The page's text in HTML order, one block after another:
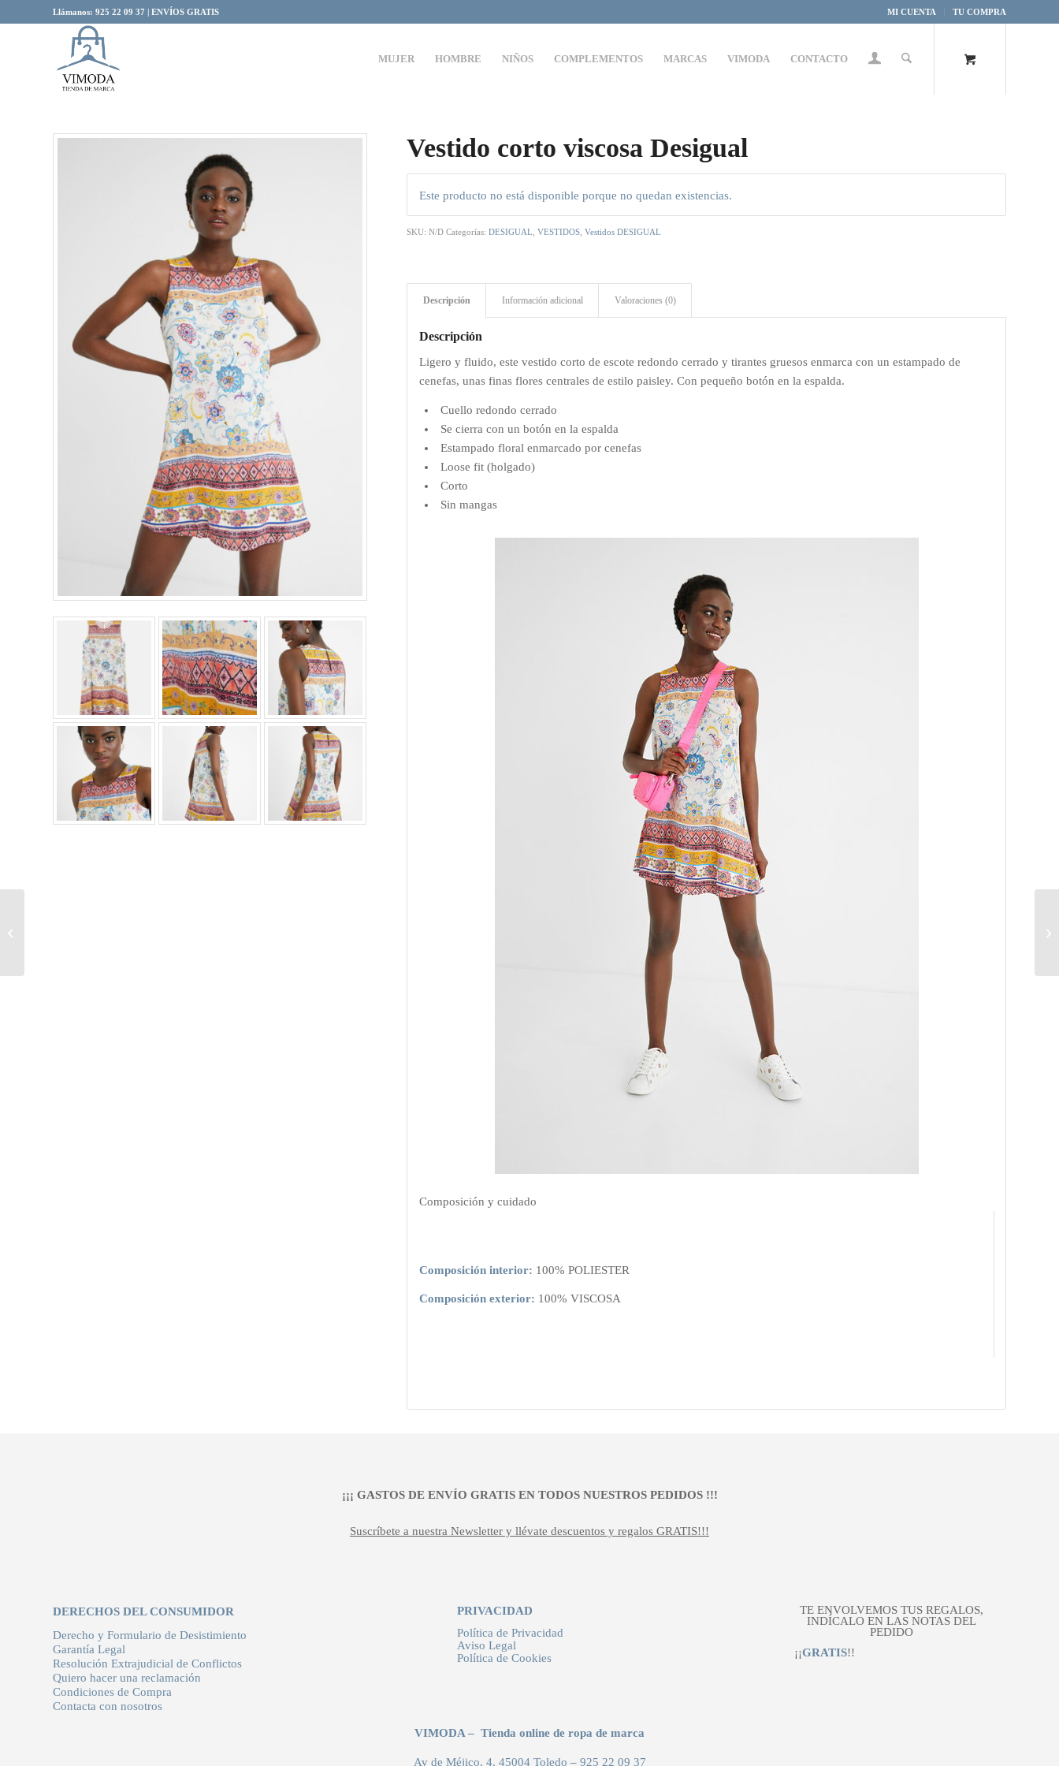
MI CUENTA TU COMPRA
Llámanos: 925 22 09 37 | ENVÍOS GRATIS
MUJER HOMBRE NIÑOS COMPLEMENTOS MARCAS VIMODA CONTACTO
Vestido corto viscosa Desigual
Este producto no está disponible porque no quedan existencias.
SKU:N/D Categorías:DESIGUAL ,VESTIDOS ,Vestidos DESIGUAL
Descripción Información adicional Valoraciones (0)
Descripción
Ligero y fluido, este vestido corto de escote redondo cerrado y tirantes gruesos enmarca con un estampado de
cenefas, unas finas flores centrales de estilo paisley. Con pequeño botón en la espalda.
Cuello redondo cerrado
Se cierra con un botón en la espalda
Estampado floral enmarcado por cenefas
Loose fit (holgado)
Corto
Sin mangas
Composición y cuidado
Composición interior: 100% POLIESTER
Composición exterior: 100% VISCOSA
¡¡¡ GASTOS DE ENVÍO GRATIS EN TODOS NUESTROS PEDIDOS !!!
Suscríbete a nuestra Newsletter y llévate descuentos y regalos GRATIS!!!
DERECHOS DEL CONSUMIDOR
Derecho y Formulario de Desistimiento
Garantía Legal
Resolución Extrajudicial de Conflictos
Quiero hacer una reclamación
Condiciones de Compra
Contacta con nosotros
PRIVACIDAD
Política de Privacidad
Aviso Legal
Política de Cookies
TE ENVOLVEMOS TUS REGALOS,
INDÍCALO EN LAS NOTAS DEL
PEDIDO
¡¡GRATIS!!
VIMODA – Tienda online de ropa de marca
Av de Méjico, 4, 45004 Toledo – 925 22 09 37